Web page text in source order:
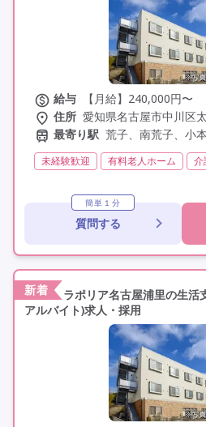
給与
【月給】240,000円〜
住所 愛知県名古屋市中川区
最寄り駅 荒子、南荒子、小
未経験歓迎 有料老人ホーム
介
初任者
常勤
オー
オープン3年以内
学歴不問
簡単１分
質問する
新着
ラポリア名古屋浦里の生活
アルバイト)求人・採用